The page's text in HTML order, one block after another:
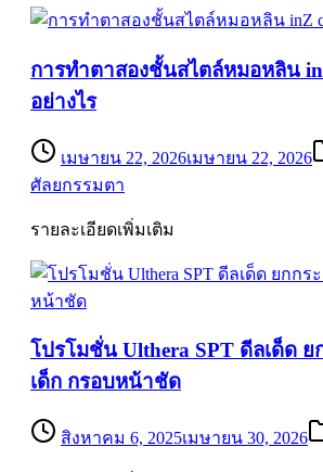
การทำตาสองชั้นสไตล์หมอหลิน
อย่างไร
เมษายน 22, 2026เมษายน 22, 2026
ศัลยกรรมตา
รายละเอียดเพิ่มเติม
โปรโมชั่น Ulthera SPT ดีลเด็ด
เด็ก กรอบหน้าชัด
สิงหาคม 6, 2025เมษายน 30, 2026